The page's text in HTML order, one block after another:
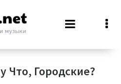
Что, Городские?